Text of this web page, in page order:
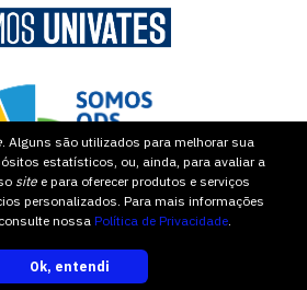
. Alguns são utilizados para melhorar sua
estatísticos, ou, ainda, para avaliar a
site e para oferecer produtos e serviços
personalizados. Para mais informações
nossa Política de Privacidade.
Ok, entendi